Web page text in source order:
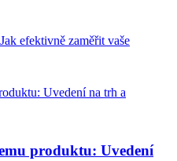
efektivně zaměřit vaše
produktu: Uvedení